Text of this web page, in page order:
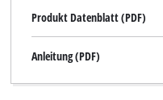
Produkt Datenblatt (PDF)
Anleitung (PDF)